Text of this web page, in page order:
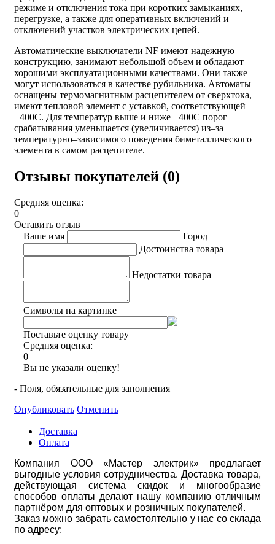
режиме и отключения тока при коротких замыканиях,
перегрузке, а также для оперативных включений и
отключений участков электрических цепей.
Автоматические выключатели NF имеют надежную
конструкцию, занимают небольшой объем и обладают
хорошими эксплуатационными качествами. Они также
могут использоваться в качестве рубильника. Автоматы
оснащены термомагнитным расцепителем от сверхтока,
имеют тепловой элемент с уставкой, соответствующей
+400С. Для температур выше и ниже +400С порог
срабатывания уменьшается (увеличивается) из–за
температурно–зависимого поведения биметаллического
элемента в самом расцепителе.
Отзывы покупателей (0)
Средняя оценка:
0
Оставить отзыв
Ваше имя
Город
Достоинства товара
Недостатки товара
Символы на картинке
Поставьте оценку товару
Средняя оценка:
0
Вы не указали оценку!
- Поля, обязательные для заполнения
Опубликовать Отменить
Доставка
Оплата
Компания ООО «Мастер электрик» предлагает
выгодные условия сотрудничества. Доставка товара,
действующая система скидок и многообразие
способов оплаты делают нашу компанию отличным
партнёром для оптовых и розничных покупателей.
Заказ можно забрать самостоятельно у нас со склада
по адресу: